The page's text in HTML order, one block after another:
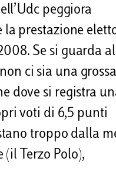
peggiora
prestazione
Se si guarda al
ci sia una grossa
dove si registra
voti di 6,5 punti
troppo dalla
(il Terzo Polo),